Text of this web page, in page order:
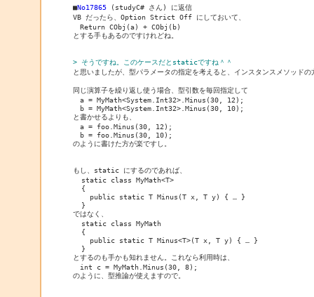
■No17865 (studyC# さん) に返信
VB だったら、Option Strict Off にしておいて、
Return CObj(a) + CObj(b)
とする手もあるのですけれどね。
> そうですね。このケースだとstaticですね＾＾
と思いましたが、型パラメータの指定を考えると、インスタンスメソッドの
同じ演算子を繰り返し使う場合、型引数を毎回指定して
a = MyMath<System.Int32>.Minus(30, 12);
b = MyMath<System.Int32>.Minus(30, 10);
と書かせるよりも、
a = foo.Minus(30, 12);
b = foo.Minus(30, 10);
のように書けた方が楽ですし。
もし、static にするのであれば、
  static class MyMath<T>
  {
    public static T Minus(T x, T y) { … }
  }
ではなく、
  static class MyMath
  {
    public static T Minus<T>(T x, T y) { … }
  }
とするのも手かも知れません。これなら利用時は、
int c = MyMath.Minus(30, 8);
のように、型推論が使えますので。